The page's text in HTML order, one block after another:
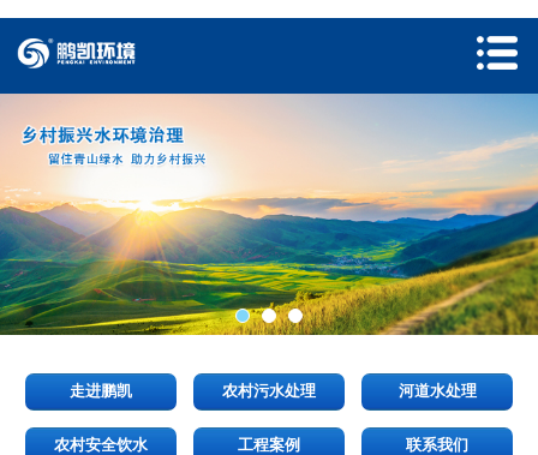
走进鹏凯 农村污水处理 河道水处理
农村安全饮水 工程案例 联系我们